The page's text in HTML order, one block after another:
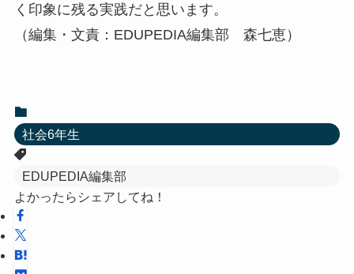
く印象に残る実践だと思います。
（編集・文責：EDUPEDIA編集部 森七恵）
社会6年生
EDUPEDIA編集部
よかったらシェアしてね！